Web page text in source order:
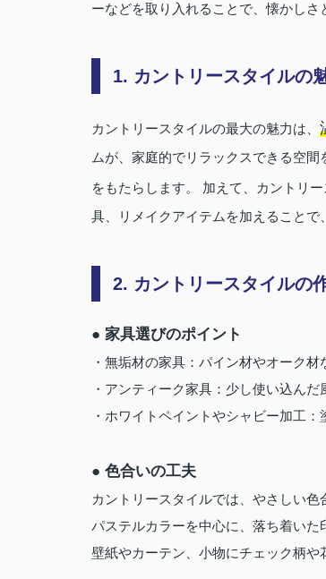
ーなどを取り入れることで、懐かしさ
1. カントリースタイルの
カントリースタイルの最大の魅力は、
ムが、家庭的でリラックスできる空
をもたらします。 加えて、カントリ
具、リメイクアイテムを加えることで
2. カントリースタイルの
● 家具選びのポイント
・無垢材の家具：パイン材やオーク
・アンティーク家具：少し使い込ん
・ホワイトペイントやシャビー加工
● 色合いの工夫
カントリースタイルでは、やさしい
パステルカラーを中心に、落ち着いた
壁紙やカーテン、小物にチェック柄や